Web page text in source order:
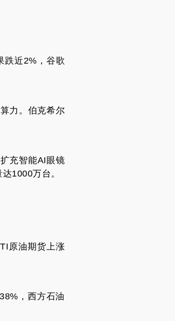
跌近2%，谷歌
力。伯克希尔
充智能AI眼镜
1000万台。
原油期货上涨
，西方石油